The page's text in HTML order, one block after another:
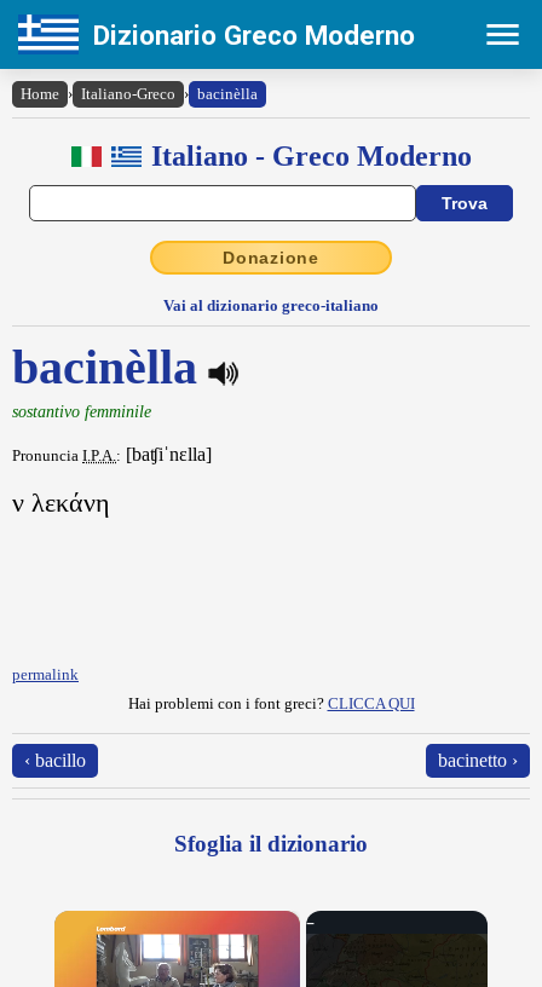
Dizionario Greco Moderno
Home › Italiano-Greco › bacinèlla
Italiano - Greco Moderno
Donazione
Vai al dizionario greco-italiano
bacinèlla
sostantivo femminile
Pronuncia I.P.A.: [baʧiˈnɛlla]
ν λεκάνη
permalink
Hai problemi con i font greci? CLICCA QUI
‹ bacillo bacinetto ›
Sfoglia il dizionario
×